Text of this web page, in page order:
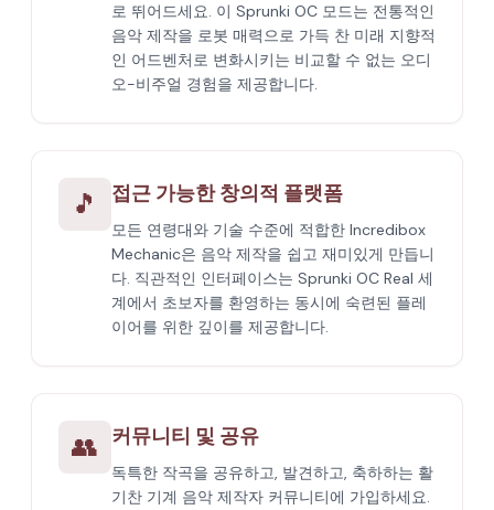
로 뛰어드세요. 이 Sprunki OC 모드는 전통적인
음악 제작을 로봇 매력으로 가득 찬 미래 지향적
인 어드벤처로 변화시키는 비교할 수 없는 오디
오-비주얼 경험을 제공합니다.
🎵 접근 가능한 창의적 플랫폼
모든 연령대와 기술 수준에 적합한 Incredibox
Mechanic은 음악 제작을 쉽고 재미있게 만듭니
다. 직관적인 인터페이스는 Sprunki OC Real 세
계에서 초보자를 환영하는 동시에 숙련된 플레
이어를 위한 깊이를 제공합니다.
👥 커뮤니티 및 공유
독특한 작곡을 공유하고, 발견하고, 축하하는 활
기찬 기계 음악 제작자 커뮤니티에 가입하세요.